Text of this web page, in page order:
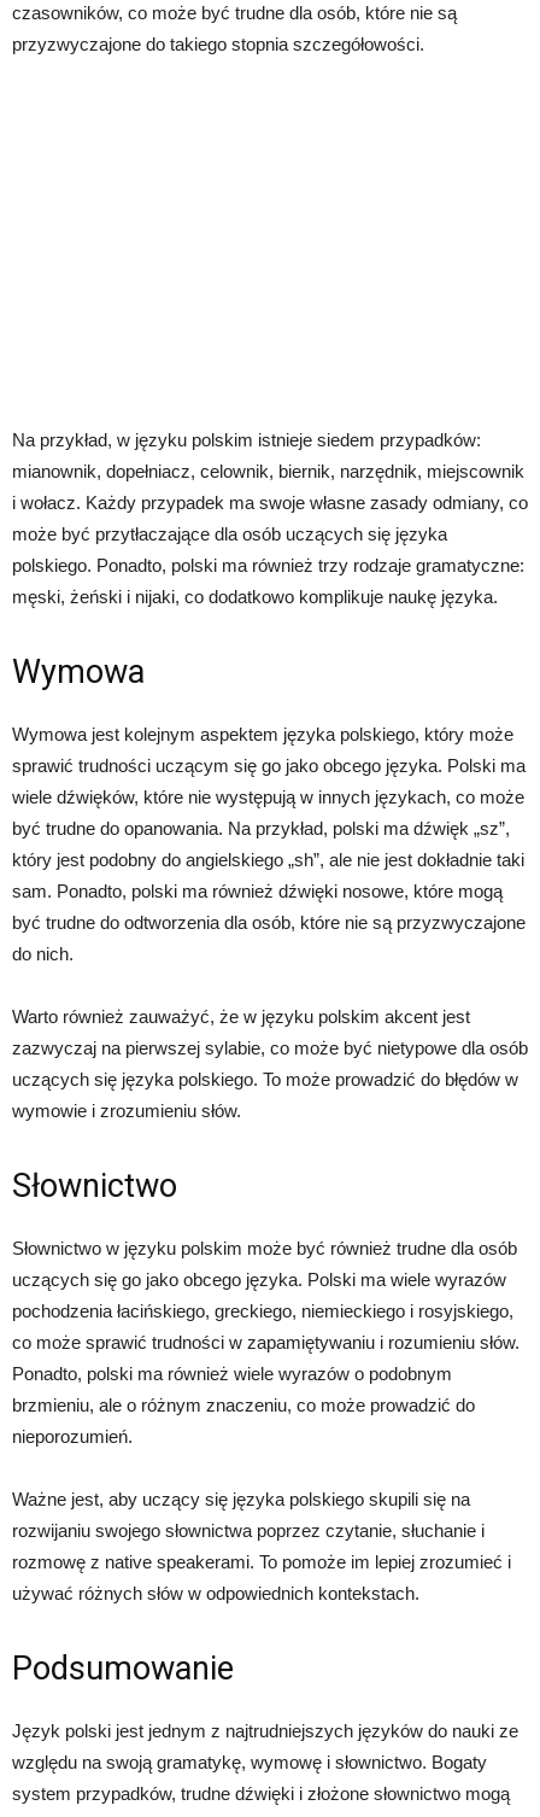
czasowników, co może być trudne dla osób, które nie są
przyzwyczajone do takiego stopnia szczegółowości.
Na przykład, w języku polskim istnieje siedem przypadków:
mianownik, dopełniacz, celownik, biernik, narzędnik, miejscownik
i wołacz. Każdy przypadek ma swoje własne zasady odmiany, co
może być przytłaczające dla osób uczących się języka
polskiego. Ponadto, polski ma również trzy rodzaje gramatyczne:
męski, żeński i nijaki, co dodatkowo komplikuje naukę języka.
Wymowa
Wymowa jest kolejnym aspektem języka polskiego, który może
sprawić trudności uczącym się go jako obcego języka. Polski ma
wiele dźwięków, które nie występują w innych językach, co może
być trudne do opanowania. Na przykład, polski ma dźwięk „sz”,
który jest podobny do angielskiego „sh”, ale nie jest dokładnie taki
sam. Ponadto, polski ma również dźwięki nosowe, które mogą
być trudne do odtworzenia dla osób, które nie są przyzwyczajone
do nich.
Warto również zauważyć, że w języku polskim akcent jest
zazwyczaj na pierwszej sylabie, co może być nietypowe dla osób
uczących się języka polskiego. To może prowadzić do błędów w
wymowie i zrozumieniu słów.
Słownictwo
Słownictwo w języku polskim może być również trudne dla osób
uczących się go jako obcego języka. Polski ma wiele wyrazów
pochodzenia łacińskiego, greckiego, niemieckiego i rosyjskiego,
co może sprawić trudności w zapamiętywaniu i rozumieniu słów.
Ponadto, polski ma również wiele wyrazów o podobnym
brzmieniu, ale o różnym znaczeniu, co może prowadzić do
nieporozumień.
Ważne jest, aby uczący się języka polskiego skupili się na
rozwijaniu swojego słownictwa poprzez czytanie, słuchanie i
rozmowę z native speakerami. To pomoże im lepiej zrozumieć i
używać różnych słów w odpowiednich kontekstach.
Podsumowanie
Język polski jest jednym z najtrudniejszych języków do nauki ze
względu na swoją gramatykę, wymowę i słownictwo. Bogaty
system przypadków, trudne dźwięki i złożone słownictwo mogą